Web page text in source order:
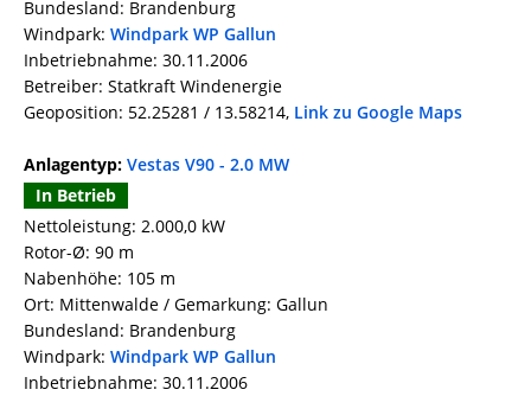
Bundesland: Brandenburg
Windpark: Windpark WP Gallun
Inbetriebnahme: 30.11.2006
Betreiber: Statkraft Windenergie
Geoposition: 52.25281 / 13.58214, Link zu Google Maps
Anlagentyp: Vestas V90 - 2.0 MW
In Betrieb
Nettoleistung: 2.000,0 kW
Rotor-Ø: 90 m
Nabenhöhe: 105 m
Ort: Mittenwalde / Gemarkung: Gallun
Bundesland: Brandenburg
Windpark: Windpark WP Gallun
Inbetriebnahme: 30.11.2006